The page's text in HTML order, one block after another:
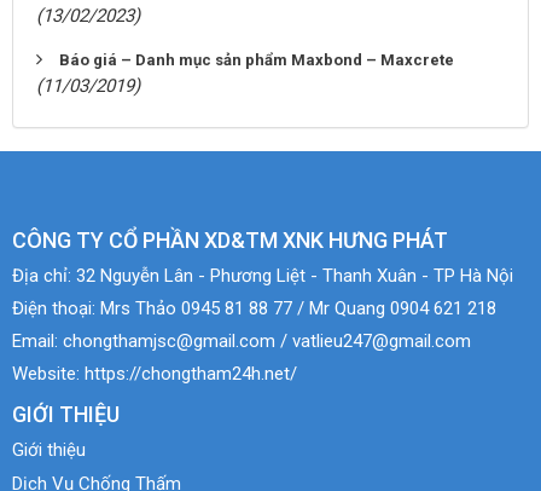
(13/02/2023)
Báo giá – Danh mục sản phẩm Maxbond – Maxcrete
(11/03/2019)
CÔNG TY CỔ PHẦN XD&TM XNK HƯNG PHÁT
Địa chỉ: 32 Nguyễn Lân - Phương Liệt - Thanh Xuân - TP Hà Nội
Điện thoại: Mrs Thảo 0945 81 88 77 / Mr Quang 0904 621 218
Email: chongthamjsc@gmail.com / vatlieu247@gmail.com
Website: https://chongtham24h.net/
GIỚI THIỆU
Giới thiệu
Dịch Vụ Chống Thấm